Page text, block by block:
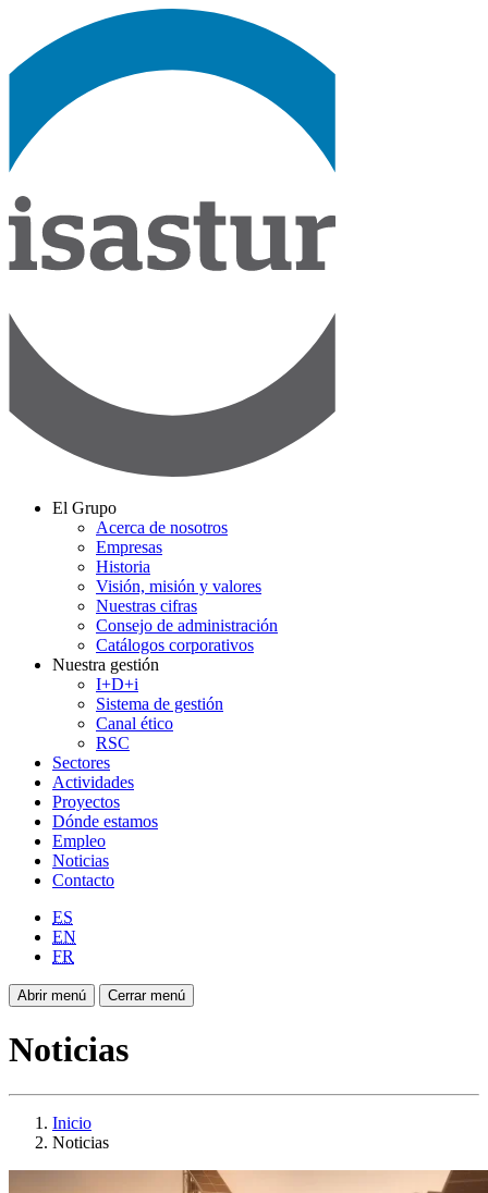
El Grupo
Acerca de nosotros
Empresas
Historia
Visión, misión y valores
Nuestras cifras
Consejo de administración
Catálogos corporativos
Nuestra gestión
I+D+i
Sistema de gestión
Canal ético
RSC
Sectores
Actividades
Proyectos
Dónde estamos
Empleo
Noticias
Contacto
ES
EN
FR
Abrir menú Cerrar menú
Noticias
Inicio
Noticias